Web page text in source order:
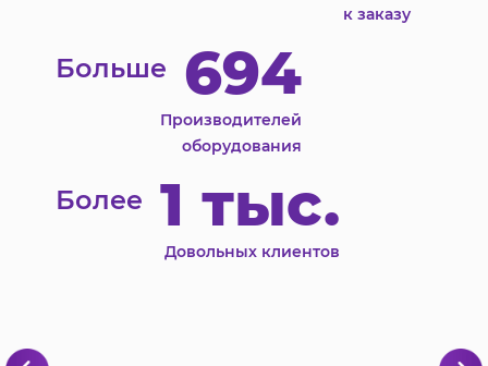
к заказу
Больше 694
Производителей
оборудования
Более 1 тыс.
Довольных клиентов